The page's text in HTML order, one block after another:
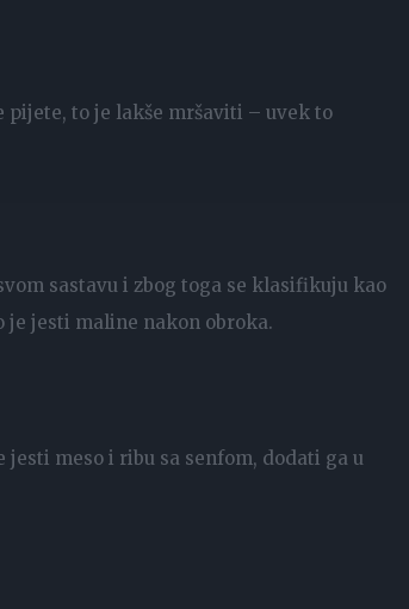
pijete, to je lakše mršaviti – uvek to
sastavu i zbog toga se klasifikuju kao
je jesti maline nakon obroka.
meso i ribu sa senfom, dodati ga u